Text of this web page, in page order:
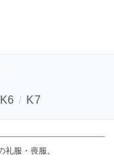
K6 / K7
服・喪服。